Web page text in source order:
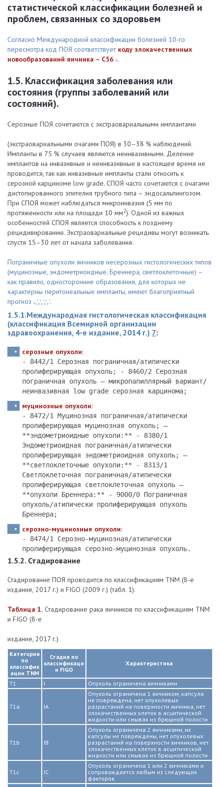
статистической классификации болезней и
проблем, связанных со здоровьем
Согласно Международной классификации болезней 10-го
пересмотра код ПОЯ соответствует коду злокачественных
новообразований яичника – C56 6.
1.5. Классификация заболевания или
состояния (группы заболеваний или
состояний).
Серозные ПОЯ сочетаются с экстраовариальными имплантами
(экстраовариальными очагами ПОЯ) в 30–38 % наблюдений.
Импланты в 75 % случаев являются неинвазивными. Деление
имплантов на инвазивные и неинвазивные в настоящее время не
проводится, так как инвазивные импланты стали относить к
серозной карциноме low grade. СПОЯ часто сочетаются с очагами
дистопированного эпителия трубного типа – эндосальпингозом.
При СПОЯ может наблюдаться микроинвазия (5 мм по
протяженности или на площади 10 мм2). Одной из важных
особенностей СПОЯ является способность к позднему
рецидивированию. Экстраовариальные рецидивы могут возникать
спустя 15–30 лет от начала заболевания.
Пограничные опухоли яичников несерозных гистологических типов
(муцинозные, эндометриоидные, Бреннера, светлоклеточные) –
как правило, односторонние образования, для которых не
характерны перитонеальные импланты, имеют благоприятный
прогноз 1,2,3, 4,5, 7.
1.5.1.Международная гистологическая классификация
(классификация Всемирной организации
здравоохранения, 4-е издание, 2014 г.) 7:
серозные опухоли:
- 8442/1 Серозная пограничная/атипически
пролиферирующая опухоль; - 8460/2 Серозная
пограничная опухоль – микропапиллярный вариант/
неинвазивная low grade серозная карцинома;
муцинозные опухоли:
- 8472/1 Муцинозная пограничная/атипически
пролиферирующая муцинозная опухоль; –
**эндометриоидные опухоли:** - 8380/1
Эндометриоидная пограничная/атипически
пролиферирующая эндометриоидная опухоль; –
**светлоклеточные опухоли:** - 8313/1
Светлоклеточная пограничная/атипически
пролиферирующая светлоклеточная опухоль –
**опухоли Бреннера:** - 9000/0 Пограничная
опухоль/атипически пролиферирующая опухоль
Бреннера;
серозно-муцинозные опухоли:
- 8474/1 Серозно-муцинозная/атипически
пролиферирующая серозно-муцинозная опухоль.
1.5.2. Стадирование
Стадирование ПОЯ проводится по классификациям TNM (8-е
издание, 2017 г.) и FIGO (2009 г.) (табл. 1).
Таблица 1. Стадирование рака яичников по классификациям TNM
и FIGO (8-е
издание, 2017 г.)
Категория
по
классифик
ации TNM
Стадия по
классификаци
и FIGO
Характеристика
Т1 I Опухоль ограничена яичниками
Т1а IA
Опухоль ограничена 1 яичником, капсула
не повреждена, нет опухолевых
разрастаний на поверхности яичника, нет
злокачественных клеток в асцитической
жидкости или смывах из брюшной полости
Т1b IB
Опухоль ограничена 2 яичниками, их
капсулы не повреждены, нет опухолевых
разрастаний на поверхности яичников, нет
злокачественных клеток в асцитической
жидкости или смывах из брюшной полости
T1c IC
Опухоль ограничена 1 или 2 яичниками и
сопровождается любым из следующих
факторов